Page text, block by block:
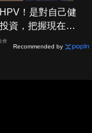
！是對自己健
資，把握現在不
會
Recommended by